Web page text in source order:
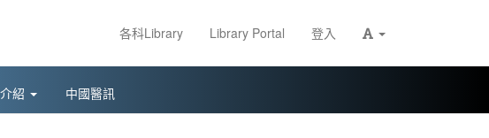
各科Library Library Portal 登入
紹 中國醫訊